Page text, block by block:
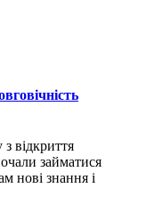
з відкриття
займатися
нові знання і